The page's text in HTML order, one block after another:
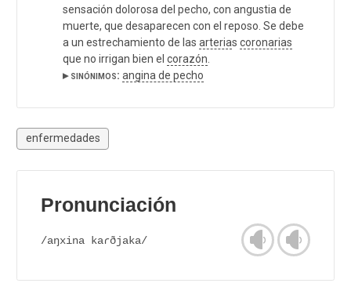
sensación dolorosa del pecho, con angustia de
muerte, que desaparecen con el reposo. Se debe
a un estrechamiento de las arterias coronarias
que no irrigan bien el corazón
▸ sinónimos: angina de pecho
enfermedades
Pronunciación
/aŋxina kaɾðjaka/